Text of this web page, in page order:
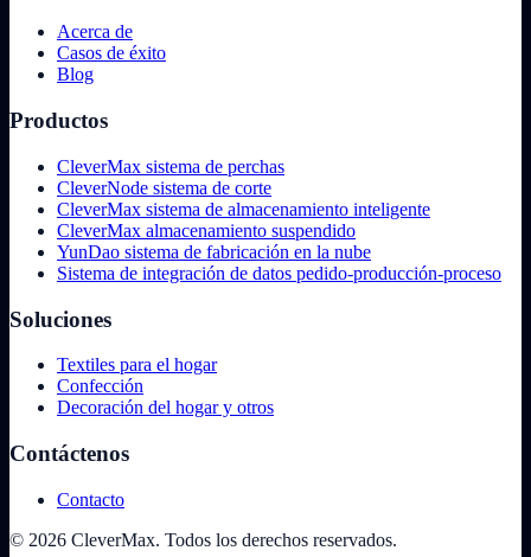
Acerca de
Casos de éxito
Blog
Productos
CleverMax sistema de perchas
CleverNode sistema de corte
CleverMax sistema de almacenamiento inteligente
CleverMax almacenamiento suspendido
YunDao sistema de fabricación en la nube
Sistema de integración de datos pedido-producción-proceso
Soluciones
Textiles para el hogar
Confección
Decoración del hogar y otros
Contáctenos
Contacto
© 2026 CleverMax. Todos los derechos reservados.